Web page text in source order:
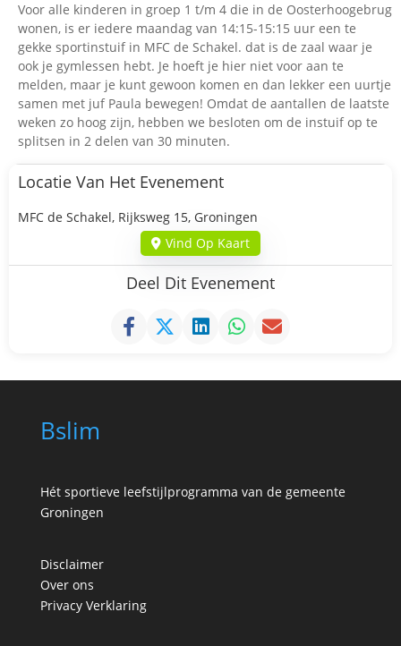
Voor alle kinderen in groep 1 t/m 4 die in de Oosterhoogebrug
wonen, is er iedere maandag van 14:15-15:15 uur een te
gekke sportinstuif in MFC de Schakel. dat is de zaal waar je
ook je gymlessen hebt. Je hoeft je hier niet voor aan te
melden, maar je kunt gewoon komen en dan lekker een uurtje
samen met juf Paula bewegen! Omdat de aantallen de laatste
weken zo hoog zijn, hebben we besloten om de instuif op te
splitsen in 2 delen van 30 minuten.
Locatie Van Het Evenement
MFC de Schakel, Rijksweg 15, Groningen
Vind Op Kaart
Deel Dit Evenement
Bslim
Hét sportieve leefstijlprogramma van de gemeente
Groningen
Disclaimer
Over ons
Privacy Verklaring